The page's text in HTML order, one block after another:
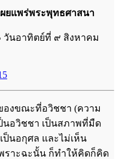
ยแพร่พระพุทธศาสนา
วันอาทิตย์ที่ ๙ สิงหาคม
องขณะที่อวิชชา (ความ
นอวิชชา เป็นสภาพที่มืด
ป็นอกุศล และไม่เห็น
ราะฉะนั้น ก็ทำให้คิดก็คิด